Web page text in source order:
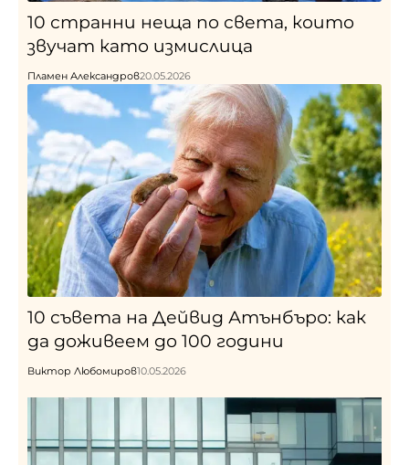
10 странни неща по света, които
звучат като измислица
Пламен Александров20.05.2026
10 съвета на Дейвид Атънбъро: как
да доживеем до 100 години
Виктор Любомиров10.05.2026